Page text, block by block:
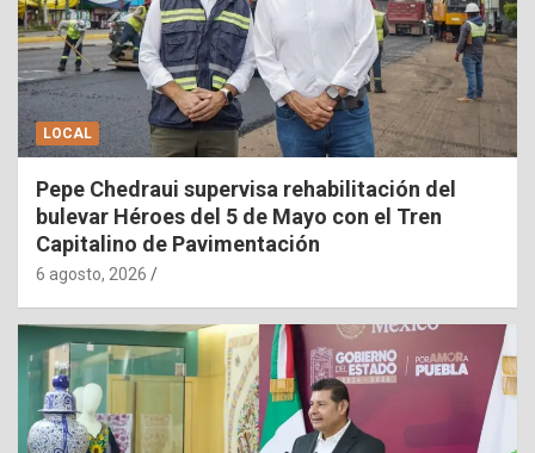
LOCAL
Pepe Chedraui supervisa rehabilitación del
bulevar Héroes del 5 de Mayo con el Tren
Capitalino de Pavimentación
6 agosto, 2026